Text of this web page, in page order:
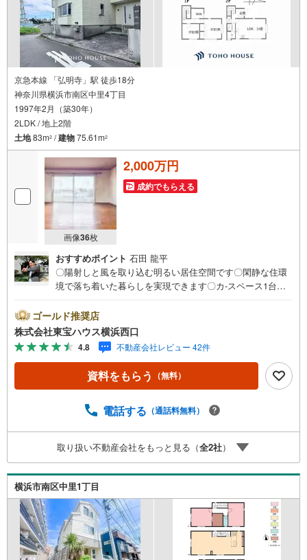
京急本線 「弘明寺」駅 徒歩18分
神奈川県横浜市南区中里4丁目
1997年2月（築30年）
2LDK / 地上2階
土地83m2 /建物75.61m2
画像36枚
2,000万円
成約でもらえる
おすすめポイント 石田 龍平
〇陽射しと風を取り込む明るい居住空間です〇閑静な住環
境で落ち着いた暮らしを実現できます〇カ-スペース1台分
ーーーー当店で物件を成約するとPayPayボーナスライトが
もらえる「Yahoo！ 不動産 物件ご成約キャンペーン」の対
象になります。「資料をもらう」「見学予約をする」ボタ
ンからお問い合わせください。※必ずYahoo！ JAPAN IDで
ログインしてください。※PayPayボーナスライトは出金と
譲渡はできません。有効期限は付与日から60日です。ーー
金融機関/都市銀行利率/年利 0.95％（変動金利）※上記金利
行時のものとなります。金利情勢により表記の返済額と異
なる場合があります。ーーーーーーーーーーーーーーーー
ーーーーーーーーー
ゴールド推奨店
株式会社東宝ハウス横浜西口
4.8 不動産会社レビュー 42件
資料をもらう （無料）
電話する （通話料無料）
取り扱い不動産会社をもっと見る（全2社）
横浜市南区中里1丁目